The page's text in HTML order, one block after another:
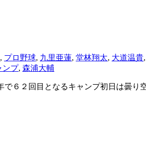
, プロ野球, 九里亜蓮, 堂林翔太, 大道温貴,
ンプ, 森浦大輔
６２回目となるキャンプ初日は曇